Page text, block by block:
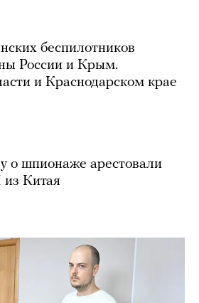
беспилотников
России и Крым.
и Краснодарском крае
о шпионаже арестовали
Китая